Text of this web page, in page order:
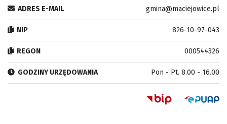
ADRES E-MAIL gmina@maciejowice.pl
NIP 826-10-97-043
REGON 000544326
GODZINY URZĘDOWANIA Pon - Pt. 8.00 - 16.00